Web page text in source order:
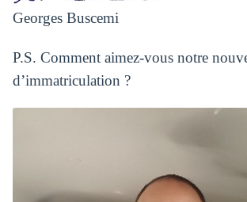
Georges Buscemi
P.S. Comment aimez-vous notre
d’immatriculation ?